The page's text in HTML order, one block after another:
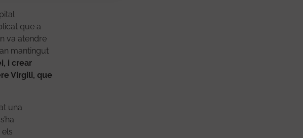
que a
va atendre
mantingut
i crear
Virgili, que
una
els